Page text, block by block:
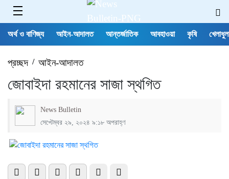
অর্থ ও বাণিজ্য আইন-আদালত আন্তর্জাতিক আবহাওয়া কৃষি
প্রচ্ছদ/ আইন-আদালত
জোবাইদা রহমানের সাজা স্থগিত
News Bulletin
সেপ্টেম্বর ২৯, ২০২৪ ৯:১৮ অপরাহ্ণ